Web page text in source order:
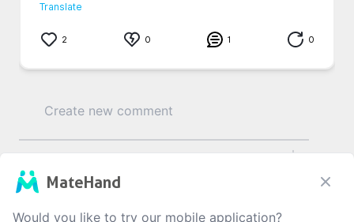
Translate
2 0 1 0
MateHand
Would you like to try our mobile application?